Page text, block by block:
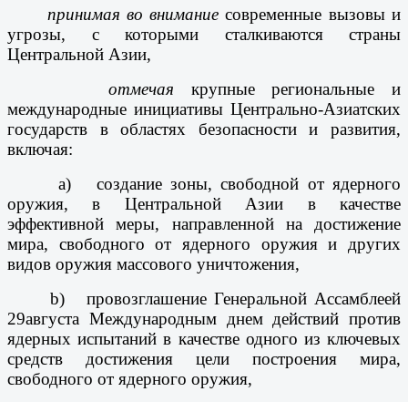
принимая во внимание современные вызовы и
угрозы, с которыми сталкиваются страны
Центральной Азии,
отмечая крупные региональные и
международные инициативы Центрально-Азиатских
государств в областях безопасности и развития,
включая:
а) создание зоны, свободной от ядерного
оружия, в Центральной Азии в качестве
эффективной меры, направленной на достижение
мира, свободного от ядерного оружия и других
видов оружия массового уничтожения,
b) провозглашение Генеральной Ассамблеей
29августа Международным днем действий против
ядерных испытаний в качестве одного из ключевых
средств достижения цели построения мира,
свободного от ядерного оружия,